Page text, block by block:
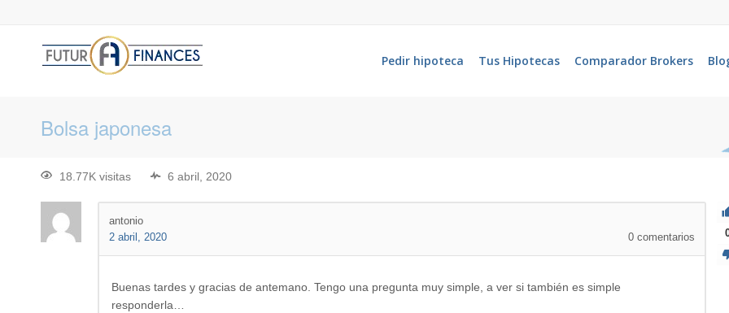
Pedir hipoteca Tus Hipotecas Comparador Brokers
Bolsa japonesa
18.77K visitas 6 abril, 2020
antonio
2 abril, 2020
0 comentarios
Buenas tardes y gracias de antemano. Tengo una pregunta muy simple, a ver si también es simple
responderla…